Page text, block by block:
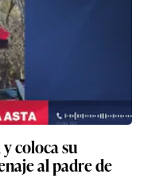
y coloca su
al padre de